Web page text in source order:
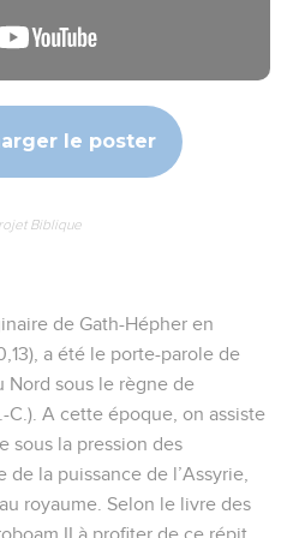
le poster
Biblique
de Gath-Hépher en
a été le porte-parole de
Nord sous le règne de
C.). A cette époque, on assiste
sous la pression des
la puissance de l’Assyrie,
royaume. Selon le livre des
II à profiter de ce répit